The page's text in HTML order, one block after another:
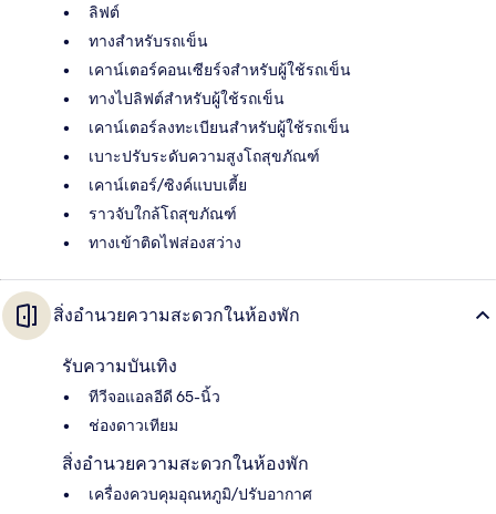
ลิฟต์
ทางสำหรับรถเข็น
เคาน์เตอร์คอนเซียร์จสำหรับผู้ใช้รถเข็น
ทางไปลิฟต์สำหรับผู้ใช้รถเข็น
เคาน์เตอร์ลงทะเบียนสำหรับผู้ใช้รถเข็น
เบาะปรับระดับความสูงโถสุขภัณฑ์
เคาน์เตอร์/ซิงค์แบบเตี้ย
ราวจับใกล้โถสุขภัณฑ์
ทางเข้าติดไฟส่องสว่าง
สิ่งอำนวยความสะดวกในห้องพัก
รับความบันเทิง
ทีวีจอแอลอีดี 65-นิ้ว
ช่องดาวเทียม
สิ่งอำนวยความสะดวกในห้องพัก
เครื่องควบคุมอุณหภูมิ/ปรับอากาศ